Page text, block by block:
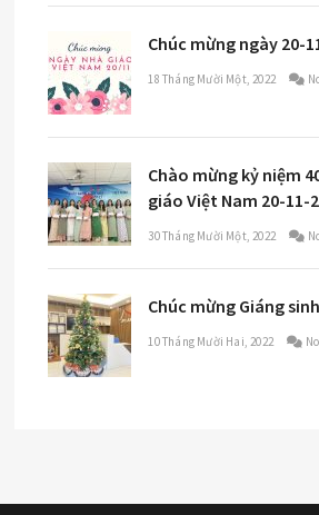
Chúc mừng ngày 20-
18 Tháng Mười Một, 2022
Chào mừng kỷ niệm
giáo Việt Nam 20-11-
30 Tháng Mười Một, 2022
Chúc mừng Giáng
10 Tháng Mười Hai, 2022